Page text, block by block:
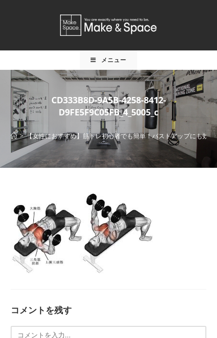
メニュー
CD333B8D-9A5B-4258-8412-
D9FE5F9C05FB_4_5005_c
> 【女性におすすめ】筋トレ初心者でも簡単！バストアップにも効
コメントを残す